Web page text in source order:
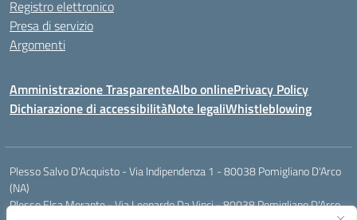
Registro elettronico
Presa di servizio
Argomenti
Amministrazione TrasparenteAlbo onlinePrivacy Policy
Dichiarazione di accessibilitàNote legaliWhistleblowing
Plesso Salvo D'Acquisto - Via Indipendenza 1 - 80038 Pomigliano D'Arco
(NA)
Plesso Elsa Morante - Via Leonardo Da Vinci - 80038 Pomigliano D'Arco